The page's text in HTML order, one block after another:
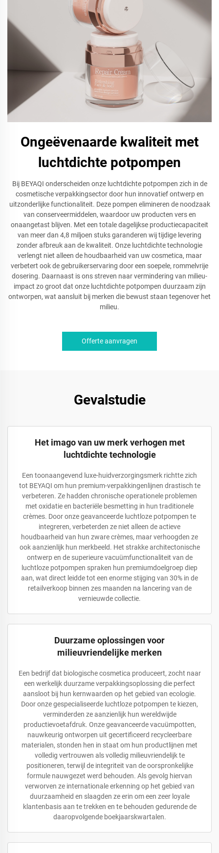
Ongeëvenaarde kwaliteit met
luchtdichte potpompen
Bij BEYAQI onderscheiden onze luchtdichte potpompen zich in de
cosmetische verpakkingsector door hun innovatief ontwerp en
uitzonderlijke functionaliteit. Deze pompen elimineren de noodzaak
van conserveermiddelen, waardoor uw producten vers en
onaangetast blijven. Met een totale dagelijkse productiecapaciteit
van meer dan 4,8 miljoen stuks garanderen wij tijdige levering
zonder afbreuk aan de kwaliteit. Onze luchtdichte technologie
verlengt niet alleen de houdbaarheid van uw cosmetica, maar
verbetert ook de gebruikerservaring door een soepele, rommelvrije
dosering. Daarnaast is ons streven naar vermindering van milieu-
impact zo groot dat onze luchtdichte potpompen duurzaam zijn
ontworpen, wat aansluit bij merken die bewust staan tegenover het
milieu.
Offerte aanvragen
Gevalstudie
Het imago van uw merk verhogen met
luchtdichte technologie
Een toonaangevend luxe-huidverzorgingsmerk richtte zich
tot BEYAQI om hun premium-verpakkingenlijnen drastisch te
verbeteren. Ze hadden chronische operationele problemen
met oxidatie en bacteriële besmetting in hun traditionele
crèmes. Door onze geavanceerde luchtloze potpompen te
integreren, verbeterden ze niet alleen de actieve
houdbaarheid van hun zware crèmes, maar verhoogden ze
ook aanzienlijk hun merkbeeld. Het strakke architectonische
ontwerp en de superieure vacuümfunctionaliteit van de
luchtloze potpompen spraken hun premiumdoelgroep diep
aan, wat direct leidde tot een enorme stijging van 30% in de
retailverkoop binnen zes maanden na lancering van de
vernieuwde collectie.
Duurzame oplossingen voor
milieuvriendelijke merken
Een bedrijf dat biologische cosmetica produceert, zocht naar
een werkelijk duurzame verpakkingsoplossing die perfect
aansloot bij hun kernwaarden op het gebied van ecologie.
Door onze gespecialiseerde luchtloze potpompen te kiezen,
verminderden ze aanzienlijk hun wereldwijde
productievoetafdruk. Onze geavanceerde vacuümpotten,
nauwkeurig ontworpen uit gecertificeerd recycleerbare
materialen, stonden hen in staat om hun productlijnen met
volledig vertrouwen als volledig milieuvriendelijk te
positioneren, terwijl de integriteit van de oorspronkelijke
formule nauwgezet werd behouden. Als gevolg hiervan
verworven ze internationale erkenning op het gebied van
duurzaamheid en slaagden ze erin om een zeer loyale
klantenbasis aan te trekken en te behouden gedurende de
daaropvolgende boekjaarskwartalen.